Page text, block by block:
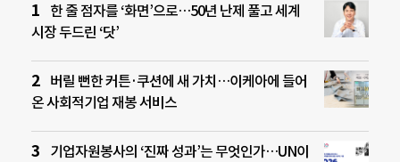
한 줄 점자를 ‘화면’으로…50년 난제 풀고 세계
시장 두드린 ‘닷’
버릴 뻔한 커튼·쿠션에 새 가치…이케아에 들어
온 사회적기업 재봉 서비스
기업자원봉사의 ‘진짜 성과’는 무엇인가…UN이